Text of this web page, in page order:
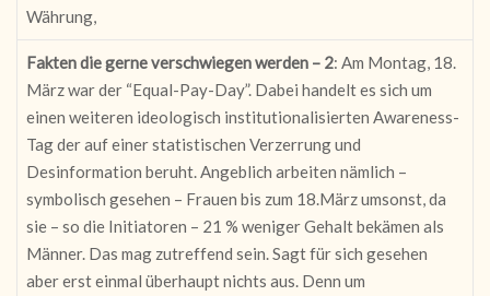
Währung,
Fakten die gerne verschwiegen werden – 2: Am Montag, 18.
März war der “Equal-Pay-Day”. Dabei handelt es sich um
einen weiteren ideologisch institutionalisierten Awareness-
Tag der auf einer statistischen Verzerrung und
Desinformation beruht. Angeblich arbeiten nämlich –
symbolisch gesehen – Frauen bis zum 18.März umsonst, da
sie – so die Initiatoren – 21 % weniger Gehalt bekämen als
Männer. Das mag zutreffend sein. Sagt für sich gesehen
aber erst einmal überhaupt nichts aus. Denn um